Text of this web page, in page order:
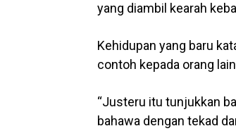
yang diambil kearah
Kehidupan yang baru
contoh kepada orang
“Justeru itu tunjukkan
bahawa dengan tekad